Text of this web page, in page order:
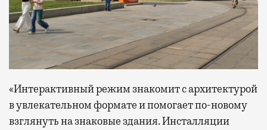
«Интерактивный режим знакомит с архитектурой
в увлекательном формате и помогает по-новому
взглянуть на знаковые здания. Инсталляции